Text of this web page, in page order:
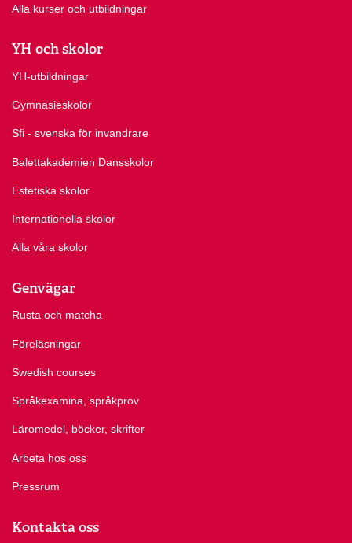
Alla kurser och utbildningar
YH och skolor
YH-utbildningar
Gymnasieskolor
Sfi - svenska för invandrare
Balettakademien Dansskolor
Estetiska skolor
Internationella skolor
Alla våra skolor
Genvägar
Rusta och matcha
Föreläsningar
Swedish courses
Språkexamina, språkprov
Läromedel, böcker, skrifter
Arbeta hos oss
Pressrum
Kontakta oss